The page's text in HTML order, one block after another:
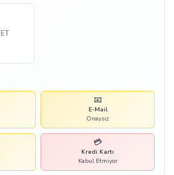
📧
E-Mail
Onaysız
💳
Kredi Kartı
Kabul Etmiyor